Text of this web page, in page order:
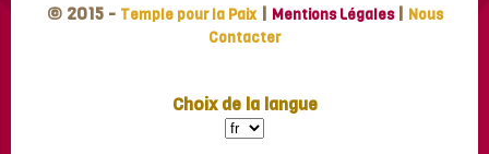
© 2015 - Temple pour la Paix | Mentions Légales | Nous
Contacter
Choix de la langue